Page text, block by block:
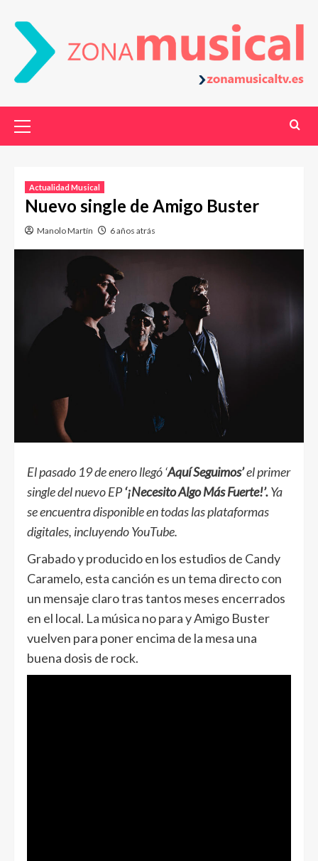
Actualidad Musical
Nuevo single de Amigo Buster
Manolo Martín 6 años atrás
El pasado 19 de enero llegó ‘Aquí Seguimos’el primer
single del nuevo EP‘¡Necesito Algo Más Fuerte!’.Ya
se encuentra disponible en todas las plataformas
digitales, incluyendo YouTube.
Grabado y producido en los estudios de Candy
Caramelo, esta canción es un tema directo con
un mensaje claro tras tantos meses encerrados
en el local. La música no para y Amigo Buster
vuelven para poner encima de la mesa una
buena dosis de rock.